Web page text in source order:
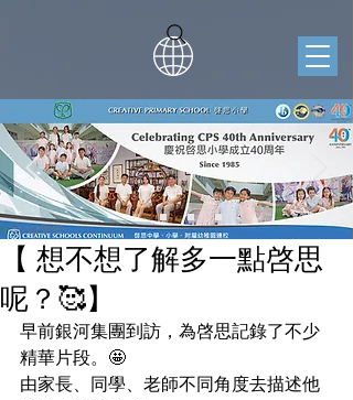
【 想不想了解多一點啓思
呢？🥰】
早前銀河集團到訪，為啓思記錄了不少
精華片段。🤩
由家長、同學、老師不同角度去描述他